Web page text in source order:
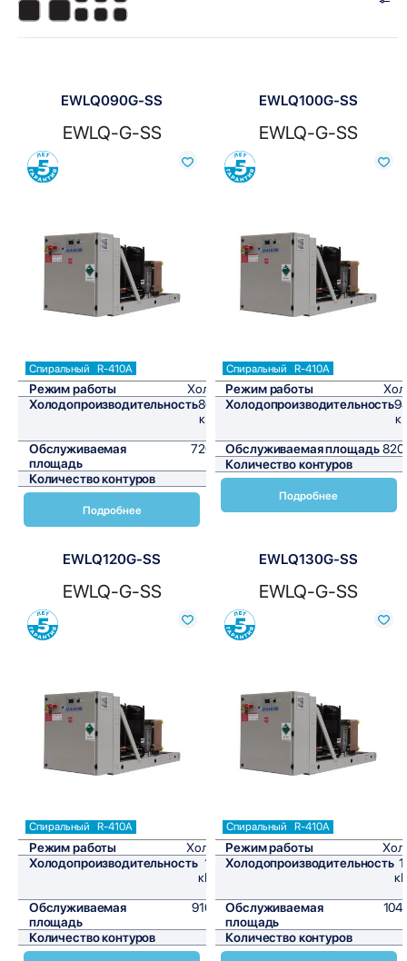
Показать:
EWLQ090G-SS
EWLQ-G-SS
Сравнить
Спиральный R-410A
Режим работы
Холод
Холодопроизводительность86,5
кВт/
Обслуживаемая
площадь
720,8
Количество контуров
1
Подробнее
EWLQ100G-SS
EWLQ-G-SS
Сравнить
Спиральный R-410A
Режим работы
Холодопроизводительность
Обслуживаемая площадь 820
Количество контуров
Подробнее
EWLQ120G-SS
EWLQ-G-SS
Сравнить
Спиральный R-410A
Режим работы
Холод
Холодопроизводительность 110
кВт/
Обслуживаемая
площадь
916,7
Количество контуров
EWLQ130G-SS
EWLQ-G-SS
Сравнить
Спиральный R-410A
Режим работы
Холодопроизводительность
Обслуживаемая
площадь
Количество контуров